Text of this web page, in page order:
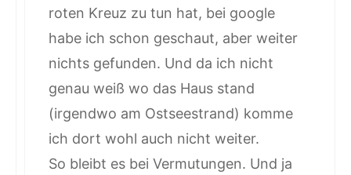
roten Kreuz zu tun hat, bei google
habe ich schon geschaut, aber weiter
nichts gefunden. Und da ich nicht
genau weiß wo das Haus stand
(irgendwo am Ostseestrand) komme
ich dort wohl auch nicht weiter.
So bleibt es bei Vermutungen. Und ja